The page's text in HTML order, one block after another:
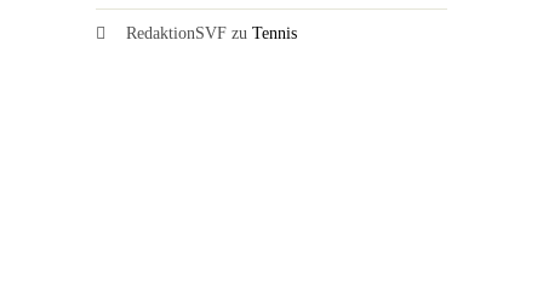
RedaktionSVF zu Tennis